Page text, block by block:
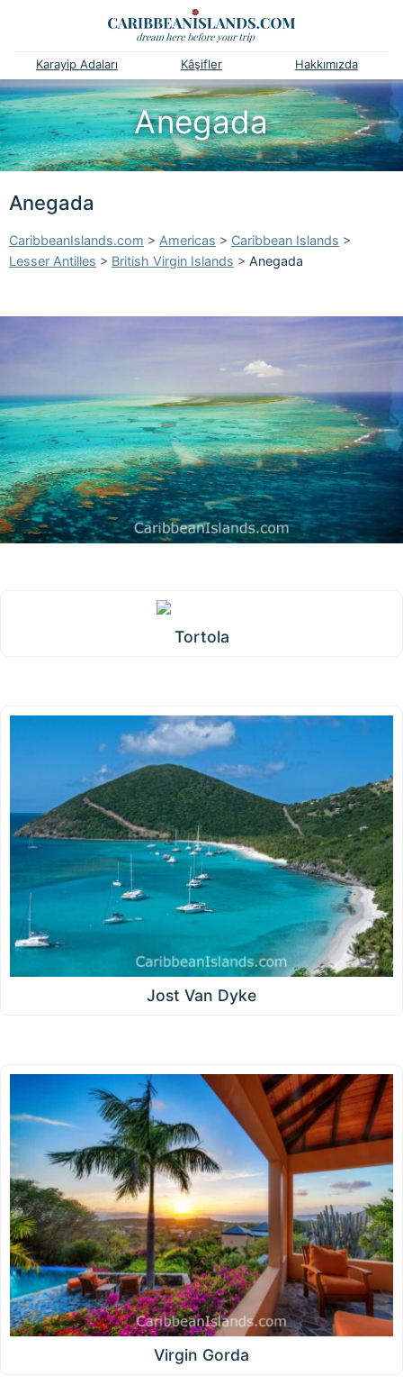
Karayip Adaları Kâşifler Hakkımızda
Anegada
Anegada
CaribbeanIslands.com > Americas > Caribbean Islands >
Lesser Antilles > British Virgin Islands > Anegada
Tortola
Jost Van Dyke
Virgin Gorda